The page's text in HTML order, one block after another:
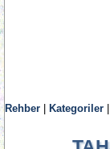
Rehber Kategoriler